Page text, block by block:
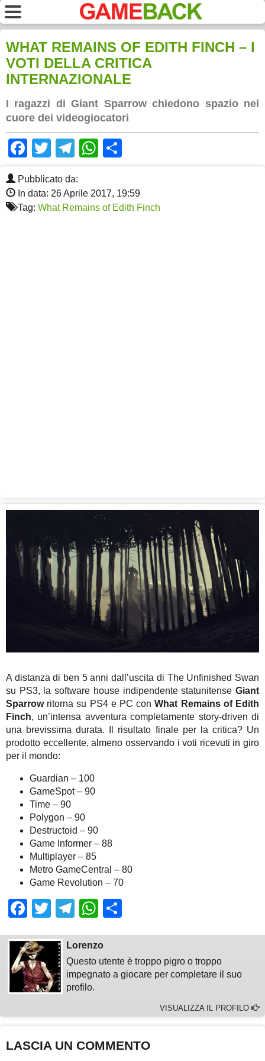
WHAT REMAINS OF EDITH FINCH – I
VOTI DELLA CRITICA
INTERNAZIONALE
I ragazzi di Giant Sparrow chiedono spazio nel
cuore dei videogiocatori
Facebook
TwitterTelegram
WhatsApp
Pubblicato da:
In data: 26 Aprile 2017, 19:59
Tag: What Remains of Edith Finch
A distanza di ben 5 anni dall’uscita di The Unfinished Swan
su PS3, la software house indipendente statunitense Giant
Sparrowritorna su PS4 e PC conWhat Remains of Edith
Finch, un’intensa avventura completamente story-driven di
una brevissima durata. Il risultato finale per la critica? Un
prodotto eccellente, almeno osservando i voti ricevuti in giro
per il mondo:
Guardian – 100
GameSpot – 90
Time – 90
Polygon – 90
Destructoid – 90
Game Informer – 88
Multiplayer – 85
Metro GameCentral – 80
Game Revolution – 70
Facebook
TwitterTelegram
WhatsApp
Lorenzo
Questo utente è troppo pigro o troppo
impegnato a giocare per completare il suo
profilo.
VISUALIZZA IL PROFILO
LASCIA UN COMMENTO